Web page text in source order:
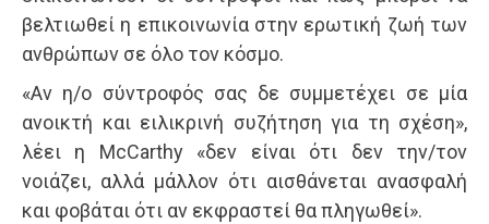
βελτιωθεί η επικοινωνία στην ερωτική ζωή των
ανθρώπων σε όλο τον κόσμο.
«Αν η/ο σύντροφός σας δε συμμετέχει σε μία
ανοικτή και ειλικρινή συζήτηση για τη σχέση»,
λέει η McCarthy «δεν είναι ότι δεν την/τον
νοιάζει, αλλά μάλλον ότι αισθάνεται ανασφαλή
και φοβάται ότι αν εκφραστεί θα πληγωθεί».